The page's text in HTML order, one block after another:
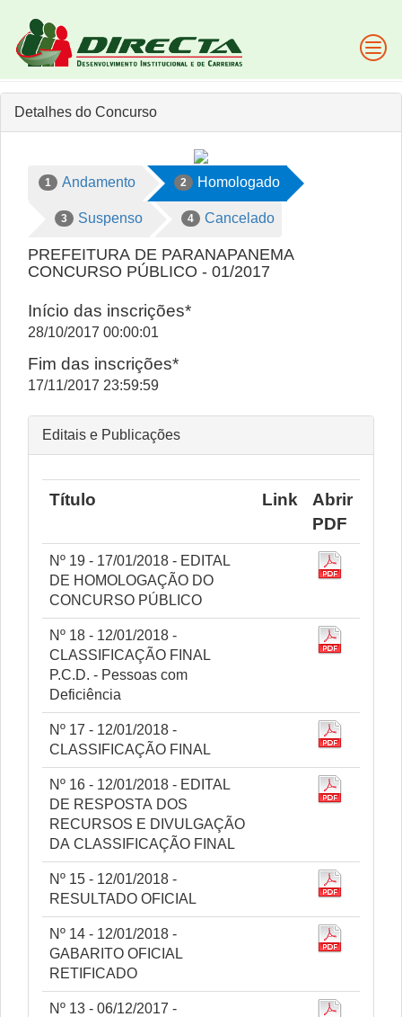
Detalhes do Concurso
1 Andamento 2 Homologado
3 Suspenso 4 Cancelado
PREFEITURA DE PARANAPANEMA
CONCURSO PÚBLICO - 01/2017
Início das inscrições*
28/10/2017 00:00:01
Fim das inscrições*
17/11/2017 23:59:59
Editais e Publicações
Título Link
Abrir
PDF
Nº 19 - 17/01/2018 - EDITAL
DE HOMOLOGAÇÃO DO
CONCURSO PÚBLICO
Nº 18 - 12/01/2018 -
CLASSIFICAÇÃO FINAL
P.C.D. - Pessoas com
Deficiência
Nº 17 - 12/01/2018 -
CLASSIFICAÇÃO FINAL
Nº 16 - 12/01/2018 - EDITAL
DE RESPOSTA DOS
RECURSOS E DIVULGAÇÃO
DA CLASSIFICAÇÃO FINAL
Nº 15 - 12/01/2018 -
RESULTADO OFICIAL
Nº 14 - 12/01/2018 -
GABARITO OFICIAL
RETIFICADO
Nº 13 - 06/12/2017 -